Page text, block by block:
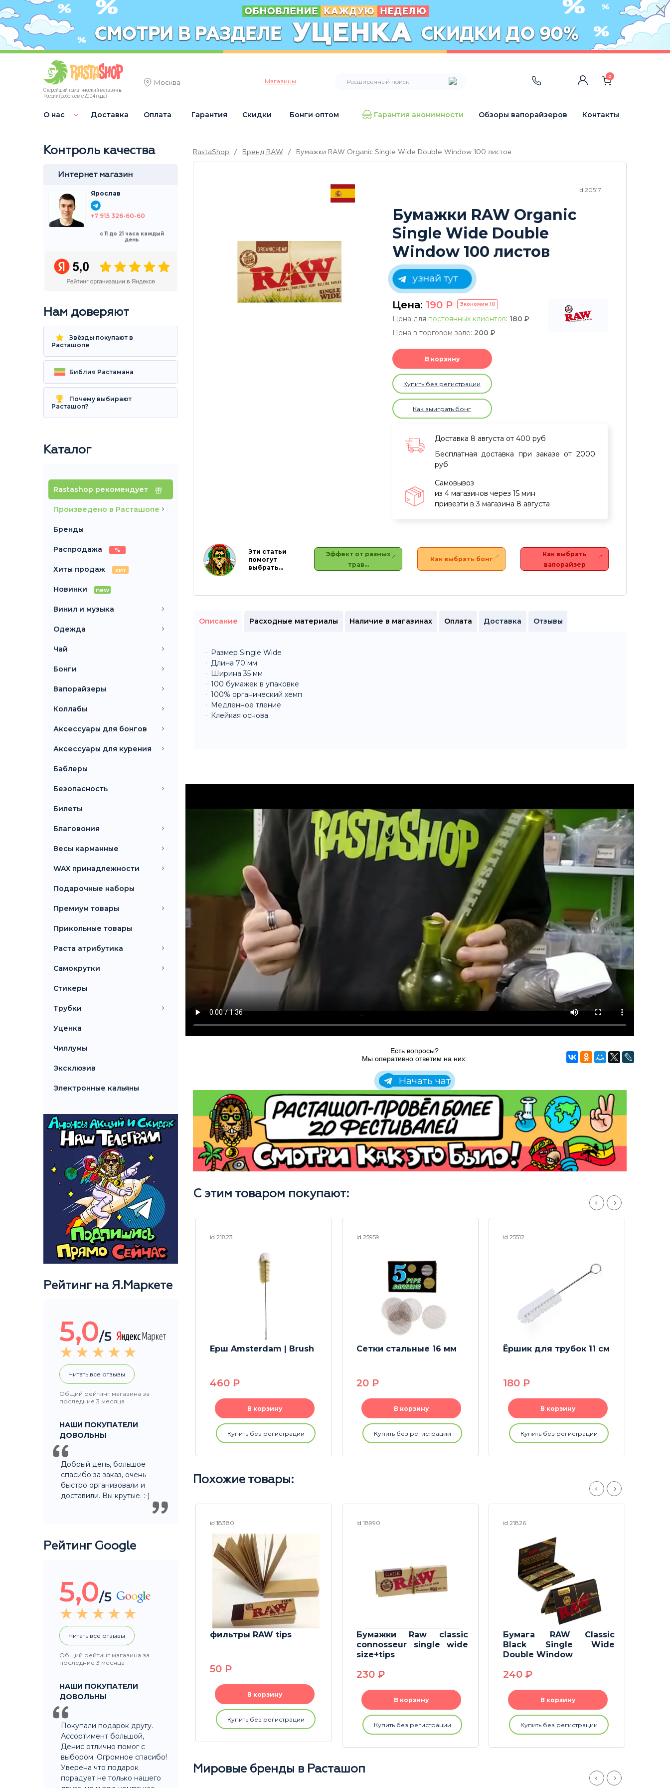
Старейший тематический магазин в
России (работаем с 2004 года)
Москва Магазины
0
О нас Доставка Оплата Гарантия Скидки Бонги оптом Гарантия анонимности Обзоры вапорайзеров Контакты
Контроль качества
Интернет магазин
Ярослав
+7 915 326-60-60
с 11 до 21 часа каждый
день
Нам доверяют
Звёзды покупают в
Расташопе
Библия Растамана
Почему выбирают
Расташоп?
Каталог
Rastashop рекомендует
Произведено в Расташопе
Бренды
Распродажа %
Хиты продаж хит
Новинки new
Винил и музыка
Одежда
Чай
Бонги
Вапорайзеры
Коллабы
Аксессуары для бонгов
Аксессуары для курения
Баблеры
Безопасность
Билеты
Благовония
Весы карманные
WAX принадлежности
Подарочные наборы
Премиум товары
Прикольные товары
Раста атрибутика
Самокрутки
Стикеры
Трубки
Уценка
Чиллумы
Эксклюзив
Электронные кальяны
Рейтинг на Я.Маркете
5,0/5
Читать все отзывы
Общий рейтинг магазина за
последние 3 месяца
НАШИ ПОКУПАТЕЛИ
ДОВОЛЬНЫ
Добрый день, большое
спасибо за заказ, очень
быстро организовали и
доставили. Вы крутые. :-)
Рейтинг Google
5,0/5
Читать все отзывы
Общий рейтинг магазина за
последние 3 месяца
НАШИ ПОКУПАТЕЛИ
ДОВОЛЬНЫ
Покупали подарок другу.
Ассортимент большой,
Денис отлично помог с
выбором. Огромное спасибо!
Уверена что подарок
порадует не только нашего
RastaShop / Бренд RAW / Бумажки RAW Organic Single Wide Double Window 100 листов
id 20517
Бумажки RAW Organic
Single Wide Double
Window 100 листов
узнай тут
Цена: 190 P Экономия 10
Цена для постоянных клиентов: 180 P
Цена в торговом зале: 200 P
В корзину
Купить без регистрации
Как выиграть бонг
Доставка 8 августа от 400 руб
Бесплатная доставка при заказе от 2000
руб
Самовывоз
из 4 магазинов через 15 мин
привезти в 3 магазина 8 августа
Эти статьи
помогут
выбрать…
Эффект от разных
трав…
Как выбрать бонг
Как выбрать
вапорайзер
Описание
Размер Single Wide
Длина 70 мм
Ширина 35 мм
100 бумажек в упаковке
100% органический хемп
Медленное тление
Клейкая основа
Расходные материалы Наличие в магазинах Оплата Доставка Отзывы
Есть вопросы?
Мы оперативно ответим на них:
Начать чат
С этим товаром покупают:
id 23029
Сетки Big Screens 4 шт
17 мм
190P
Купить без регистрации
id 21823
Ерш Amsterdam | Brush
460 P
В корзину
Купить без регистрации
id 25959
Сетки стальные 16 мм
20 P
В корзину
Купить без регистрации
id 25512
Ёршик для трубок 11 см
180 P
В корзину
Купить без регистрации
Похожие товары:
Гриндер RAW 50mm 6
1550P
В корзину
id 18380
фильтры RAW tips
50 P
В корзину
Купить без регистрации
id 18990
Бумажки Raw classic
connosseur single wide
size+tips
230 P
В корзину
Купить без регистрации
id 21826
Бумага RAW Classic
Black Single Wide
Double Window
240 P
В корзину
Купить без регистрации
Мировые бренды в Расташоп